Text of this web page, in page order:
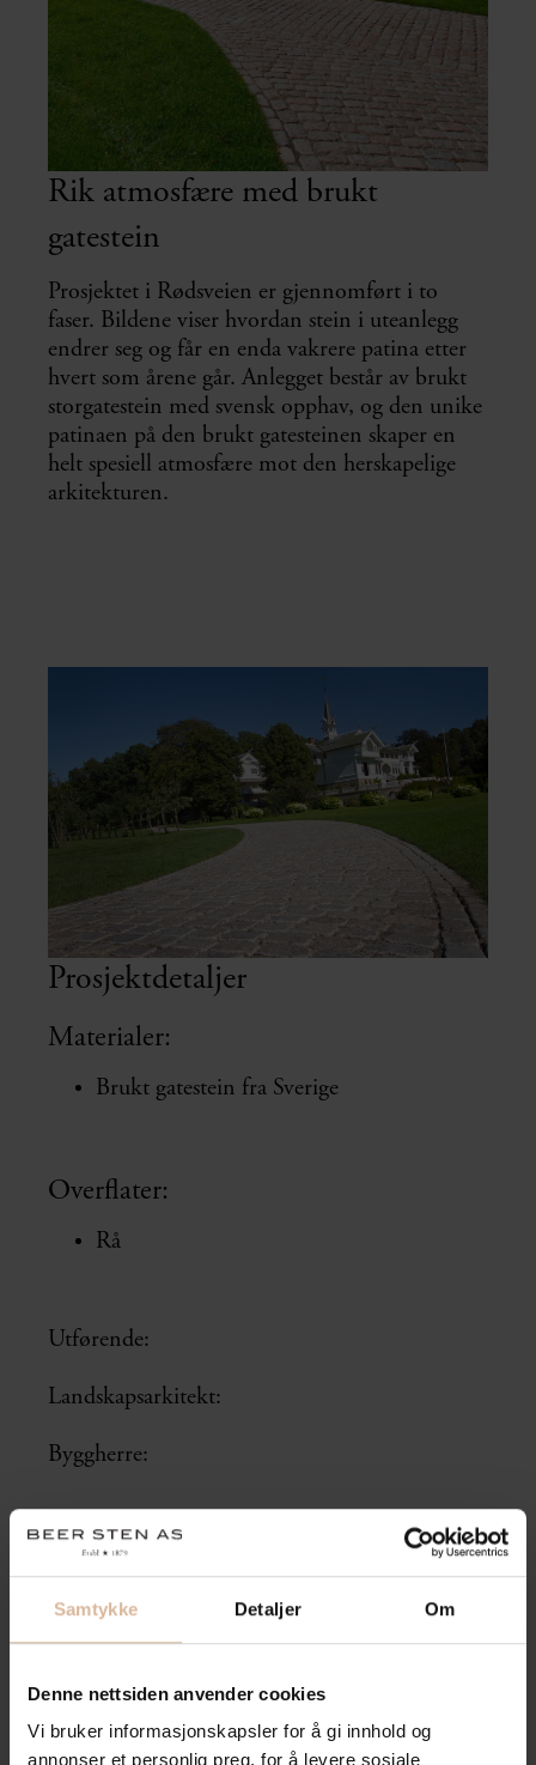
Samtykke Detaljer Om
Denne nettsiden anvender cookies
Vi bruker informasjonskapsler for å gi innhold og
annonser et personlig preg, for å levere sosiale
Rik atmosfære med brukt
gatestein
Prosjektet i Rødsveien er gjennomført i to
faser. Bildene viser hvordan stein i uteanlegg
endrer seg og får en enda vakrere patina etter
hvert som årene går. Anlegget består av brukt
storgatestein med svensk opphav, og den unike
patinaen på den brukt gatesteinen skaper en
helt spesiell atmosfære mot den herskapelige
arkitekturen.
Prosjektdetaljer
Materialer:
Brukt gatestein fra Sverige
Overflater:
Rå
Utførende:
Landskapsarkitekt:
Byggherre: